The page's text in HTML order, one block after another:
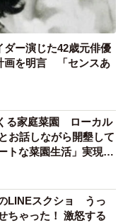
ー演じた42歳元俳優
画を明言 「センスあ
る家庭菜園 ローカル
お話しながら開墾して
な菜園生活」実現な
LINEスクショ うっ
ちゃった！ 激怒する